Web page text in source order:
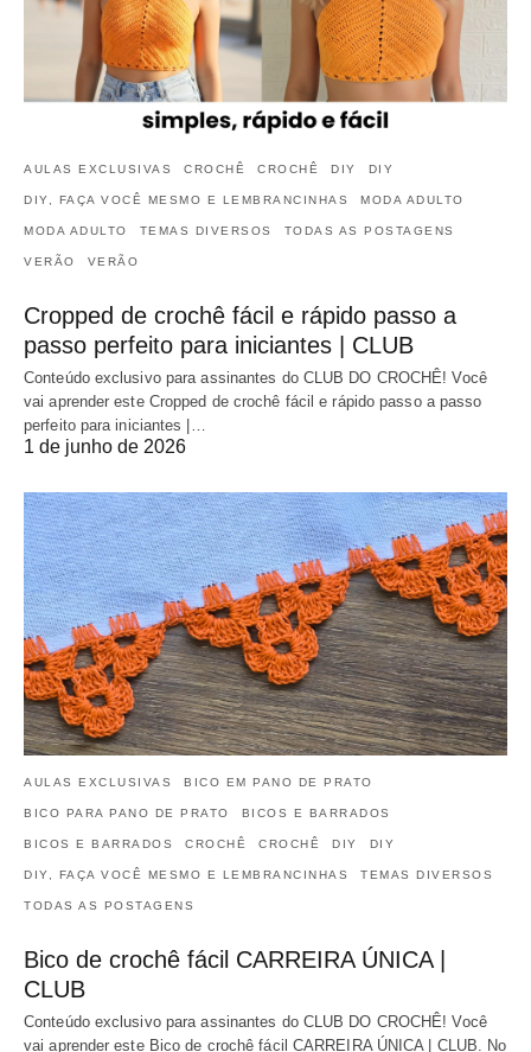
AULAS EXCLUSIVAS CROCHÊ CROCHÊ DIY DIY
DIY, FAÇA VOCÊ MESMO E LEMBRANCINHAS MODA ADULTO
MODA ADULTO TEMAS DIVERSOS TODAS AS POSTAGENS
VERÃO VERÃO
Cropped de crochê fácil e rápido passo a
passo perfeito para iniciantes | CLUB
Conteúdo exclusivo para assinantes do CLUB DO CROCHÊ! Você
vai aprender este Cropped de crochê fácil e rápido passo a passo
perfeito para iniciantes |…
1 de junho de 2026
AULAS EXCLUSIVAS BICO EM PANO DE PRATO
BICO PARA PANO DE PRATO BICOS E BARRADOS
BICOS E BARRADOS CROCHÊ CROCHÊ DIY DIY
DIY, FAÇA VOCÊ MESMO E LEMBRANCINHAS TEMAS DIVERSOS
TODAS AS POSTAGENS
Bico de crochê fácil CARREIRA ÚNICA |
CLUB
Conteúdo exclusivo para assinantes do CLUB DO CROCHÊ! Você
vai aprender este Bico de crochê fácil CARREIRA ÚNICA | CLUB. No